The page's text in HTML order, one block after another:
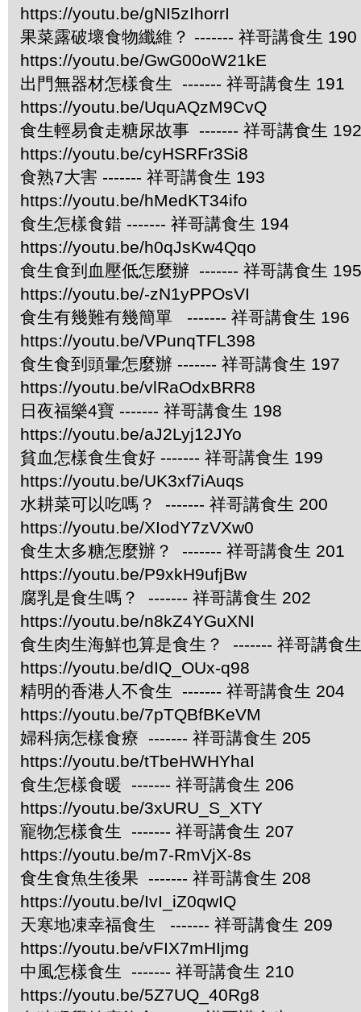
https://youtu.be/gNI5zIhorrI
果菜露破壞食物纖維？ ------- 祥哥講食生 190
https://youtu.be/GwG00oW21kE
出門無器材怎樣食生 ------- 祥哥講食生 191
https://youtu.be/UquAQzM9CvQ
食生輕易食走糖尿故事 ------- 祥哥講食生 192
https://youtu.be/cyHSRFr3Si8
食熟7大害 ------- 祥哥講食生 193
https://youtu.be/hMedKT34ifo
食生怎樣食錯 ------- 祥哥講食生 194
https://youtu.be/h0qJsKw4Qqo
食生食到血壓低怎麼辦 ------- 祥哥講食生 195
https://youtu.be/-zN1yPPOsVI
食生有幾難有幾簡單 ------- 祥哥講食生 196
https://youtu.be/VPunqTFL398
食生食到頭暈怎麼辦 ------- 祥哥講食生 197
https://youtu.be/vlRaOdxBRR8
日夜福樂4寶 ------- 祥哥講食生 198
https://youtu.be/aJ2Lyj12JYo
貧血怎樣食生食好 ------- 祥哥講食生 199
https://youtu.be/UK3xf7iAuqs
水耕菜可以吃嗎？ ------- 祥哥講食生 200
https://youtu.be/XIodY7zVXw0
食生太多糖怎麼辦？ ------- 祥哥講食生 201
https://youtu.be/P9xkH9ufjBw
腐乳是食生嗎？ ------- 祥哥講食生 202
https://youtu.be/n8kZ4YGuXNI
食生肉生海鮮也算是食生？ ------- 祥哥講食
https://youtu.be/dIQ_OUx-q98
精明的香港人不食生 ------- 祥哥講食生 204
https://youtu.be/7pTQBfBKeVM
婦科病怎樣食療 ------- 祥哥講食生 205
https://youtu.be/tTbeHWHYhaI
食生怎樣食暖 ------- 祥哥講食生 206
https://youtu.be/3xURU_S_XTY
寵物怎樣食生 ------- 祥哥講食生 207
https://youtu.be/m7-RmVjX-8s
食生食魚生後果 ------- 祥哥講食生 208
https://youtu.be/IvI_iZ0qwIQ
天寒地凍幸福食生 ------- 祥哥講食生 209
https://youtu.be/vFIX7mHIjmg
中風怎樣食生 ------- 祥哥講食生 210
https://youtu.be/5Z7UQ_40Rg8